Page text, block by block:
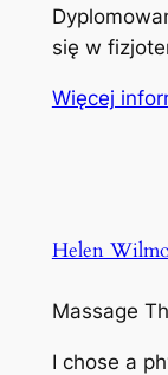
się w
Więcej
Helen
Massage
I chose a